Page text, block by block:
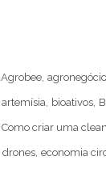
Agrobee agronegócio
artemísia bioativos
Como criar uma
drones economia